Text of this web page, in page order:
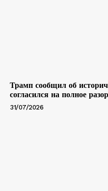
Трамп сообщил об
согласился на полное
31/07/2026